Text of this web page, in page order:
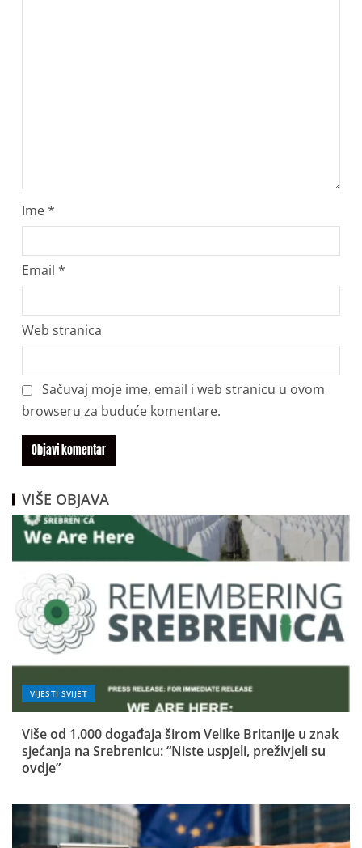
Ime*
Email *
Web stranica
Sačuvaj moje ime, email i web stranicu u ovom
browseru za buduće komentare.
VIŠE OBJAVA
VIJESTI SVIJET
Više od 1.000 događaja širom Velike Britanije u znak
sjećanja na Srebrenicu: “Niste uspjeli, preživjeli su
ovdje”